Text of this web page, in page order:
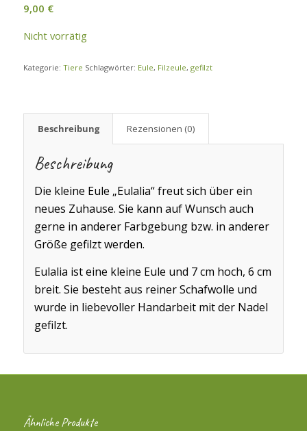
9,00 €
Nicht vorrätig
Kategorie: Tiere Schlagwörter: Eule, Filzeule, gefilzt
Beschreibung Rezensionen (0)
Beschreibung
Die kleine Eule „Eulalia“ freut sich über ein
neues Zuhause. Sie kann auf Wunsch auch
gerne in anderer Farbgebung bzw. in anderer
Größe gefilzt werden.
Eulalia ist eine kleine Eule und 7 cm hoch, 6 cm
breit. Sie besteht aus reiner Schafwolle und
wurde in liebevoller Handarbeit mit der Nadel
gefilzt.
Ähnliche Produkte